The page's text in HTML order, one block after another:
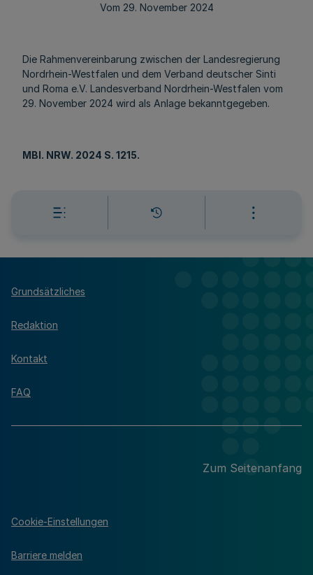
Vom 29. November 2024
Die Rahmenvereinbarung zwischen der Landesregierung
Nordrhein-Westfalen und dem Verband deutscher Sinti
und Roma e.V. Landesverband Nordrhein-Westfalen vom
29. November 2024 wird als Anlage bekanntgegeben.
MBl. NRW. 2024 S. 1215.
Grundsätzliches
Redaktion
Kontakt
FAQ
Zum Seitenanfang
Cookie-Einstellungen
Barriere melden